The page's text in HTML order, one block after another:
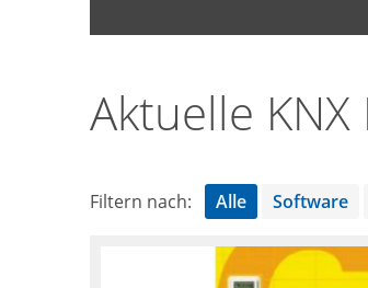
Aktuelle KNX
Filtern nach: Alle Software